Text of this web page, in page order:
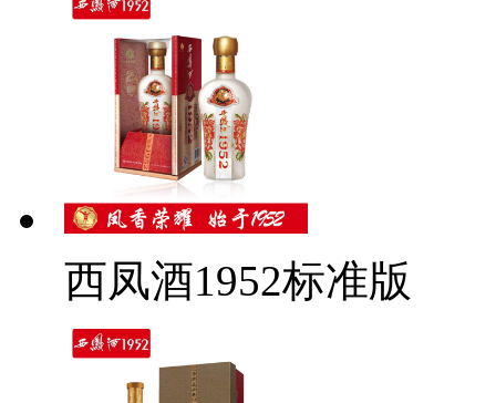
西凤酒1952标准版